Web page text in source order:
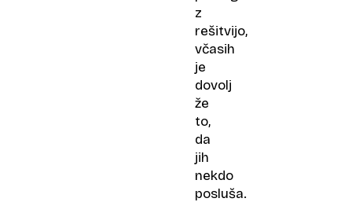
z
rešitvijo,
včasih
je
dovolj
že
to,
da
jih
nekdo
posluša.